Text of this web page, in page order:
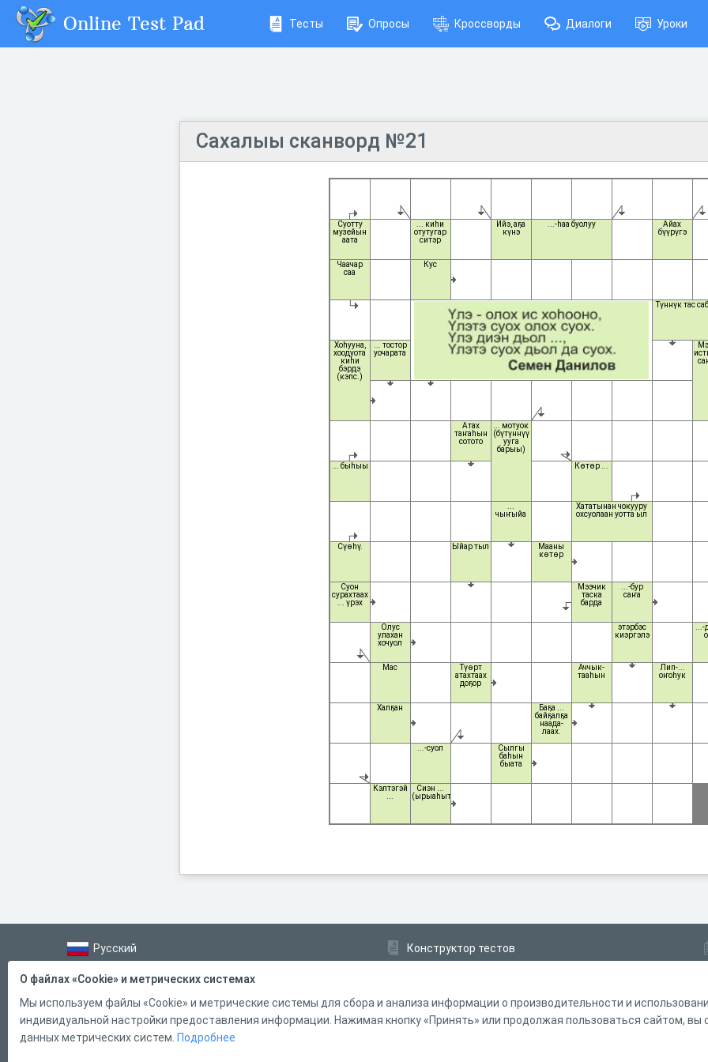
Online Test Pad Тесты Опросы Кроссворды Диалоги Уроки
Сахалыы сканворд №21
Суотту
музейын
аата
... киһи
отутугар
ситэр
Ийэ, аҕа
күнэ
...-һаа буолуу
Айах
бүүрүгэ
Чаачар
саа
Кус
Түннүк тас
Хоһууна,
хоодуота
киһи
бэрдэ
(кэпс.)
... тостор
уочарата
Атах
таҥаһын
сотото
... мотуок
(бүтүннүү
ууга
барыы)
... быһыы
Көтөр ...
чыҥыйа
Хататынан чокууру
охсуолаан уотта ыл
Сүөһү. Ыйар тыл
Мааны
көтөр
Суон
сурахтаах
... үрэх
Мээчик
таска
барда
...-бур
саҥа
Олус
улахан
хочуол
этэрбэс
киэргэлэ
Мас
Түөрт
атахтаах
доҕор
Аччык-
тааһын
Лип-...
оҥоһук
Халҕан
Баҕа ...
байҕалҕа
наада-
лаах.
...-суол
Сылгы
баһын
быата
Кэлтэгэй
Сиэн ...
(ырыаһыт)
Русский
Справка
Форма обратной связи
Контакты
Конструктор тестов
Конструктор кроссвордов
О файлах «Cookie» и метрических системах
Мы используем файлы «Cookie» и метрические системы для сбора и анализа информации о производительности и
индивидуальной настройки предоставления информации. Нажимая кнопку «Принять» или продолжая пользоваться сайтом, вы
данных метрических систем. Подробнее